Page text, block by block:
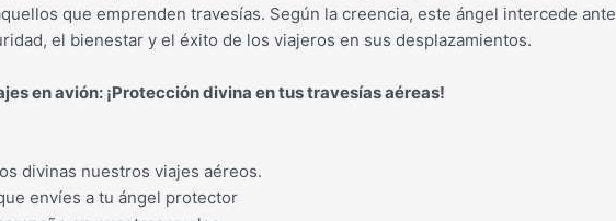
que emprenden travesías. Según la creencia, este ángel intercede ante
el bienestar y el éxito de los viajeros en sus desplazamientos.
en avión: ¡Protección divina en tus travesías aéreas!
divinas nuestros viajes aéreos.
envíes a tu ángel protector